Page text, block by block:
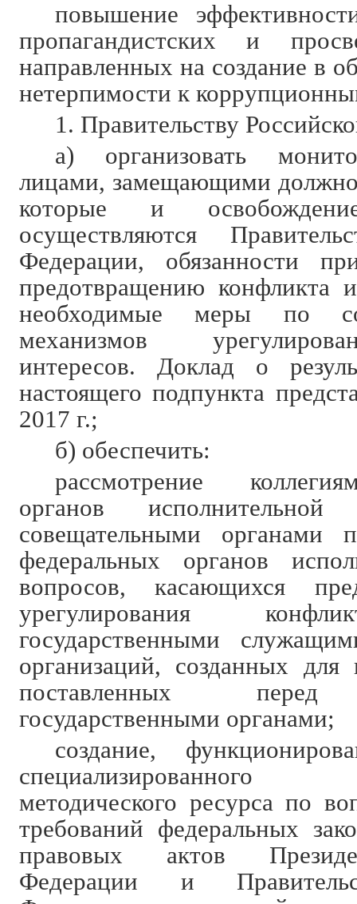
повышение
пропагандистских и
направленных на создание в
нетерпимости к
1. Правительству
а) организовать
лицами, замещающими
которые и
осуществляются
Федерации, обязанности
предотвращению конфликта
необходимые меры по
механизмов
интересов. Доклад о
настоящего подпункта
2017 г.;
б) обеспечить:
рассмотрение
органов
совещательными органами
федеральных органов
вопросов, касающихся
урегулирования
государственными
организаций, созданных для
поставленных перед
государственными органами;
создание,
специализированного
методического ресурса по
требований федеральных
правовых актов
Федерации и